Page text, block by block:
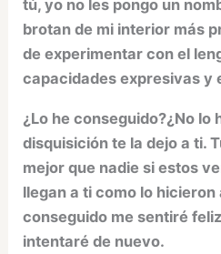
tú, yo no les pongo un
brotan de mi interior más
de experimentar con el
capacidades expresivas y
¿Lo he conseguido?¿No lo
disquisición te la dejo a ti.
mejor que nadie si estos
llegan a ti como lo hicieron
conseguido me sentiré
intentaré de nuevo.